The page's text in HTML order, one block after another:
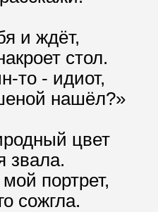
и ждёт,
стол.
то - идиот,
нашёл?»
цвет
звала.
портрет,
сожгла.